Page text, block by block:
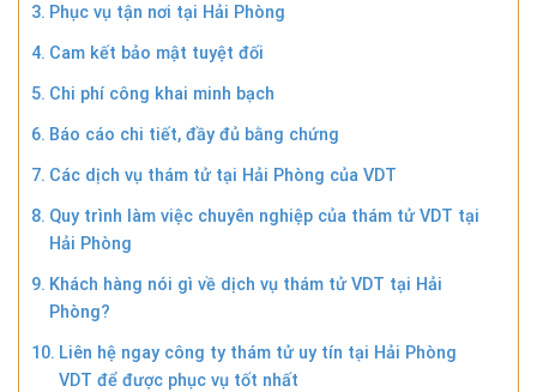
Phục vụ tận nơi tại Hải Phòng
Cam kết bảo mật tuyệt đối
Chi phí công khai minh bạch
Báo cáo chi tiết, đầy đủ bằng chứng
Các dịch vụ thám tử tại Hải Phòng của VDT
Quy trình làm việc chuyên nghiệp của thám tử VDT tại
Hải Phòng
Khách hàng nói gì về dịch vụ thám tử VDT tại Hải
Phòng?
Liên hệ ngay công ty thám tử uy tín tại Hải Phòng
VDT để được phục vụ tốt nhất